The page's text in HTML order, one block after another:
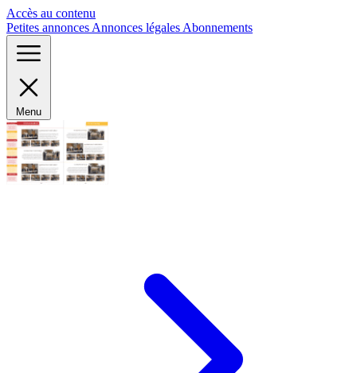
Accès au contenu
Petites annonces Annonces légales Abonnements
Menu
Panneau de gestion des cookies